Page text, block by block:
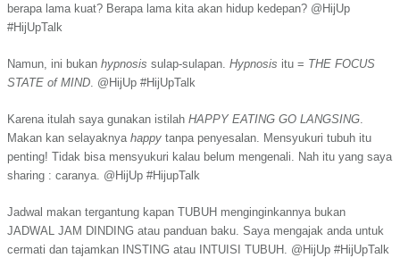
berapa lama kuat? Berapa lama kita akan hidup kedepan? @HijUp
#HijUpTalk
Namun, ini bukan hypnosis sulap-sulapan. Hypnosis itu = THE FOCUS
STATE of MIND . @HijUp #HijUpTalk
Karena itulah saya gunakan istilah HAPPY EATING GO LANGSING
Makan kan selayaknya happy tanpa penyesalan. Mensyukuri tubuh itu
penting! Tidak bisa mensyukuri kalau belum mengenali. Nah itu yang saya
sharing : caranya. @HijUp #HijupTalk
Jadwal makan tergantung kapan TUBUH menginginkannya bukan
JADWAL JAM DINDING atau panduan baku. Saya mengajak anda untuk
cermati dan tajamkan INSTING atau INTUISI TUBUH. @HijUp #HijUpTalk